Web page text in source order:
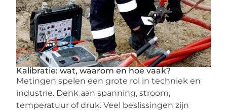
Kalibratie: wat, waarom en hoe vaak?
Metingen spelen een grote rol in techniek en
industrie. Denk aan spanning, stroom,
temperatuur of druk. Veel beslissingen zijn